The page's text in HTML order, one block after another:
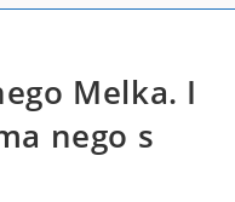
Melka. I
nego s